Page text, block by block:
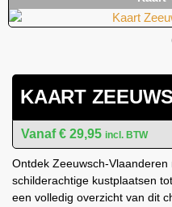
KAART
€ 29,95 incl. BTW
Ontdek Zeeuwsch-
schilderachtige kustplaatsen
een volledig overzicht van dit